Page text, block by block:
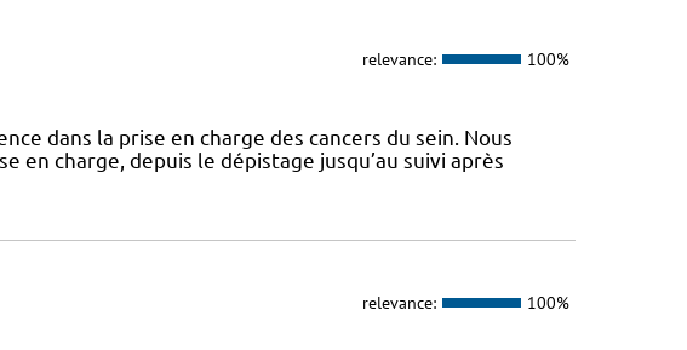
relevance: 100%
dans la prise en charge des cancers du sein. Nous
en charge, depuis le dépistage jusqu’au suivi après
relevance: 100%